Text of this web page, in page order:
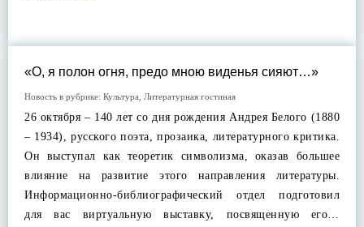
«О, я полон огня, предо мною виденья сияют…»
Новость в рубрике: Культура Литературная гостиная
26 октября – 140 лет со дня рождения Андрея Белого (1880
– 1934), русского поэта, прозаика, литературного критика.
Он выступал как теоретик символизма, оказав большее
влияние на развитие этого направления литературы.
Информационно-библиографический отдел подготовил
для вас виртуальную выставку, посвященную его…